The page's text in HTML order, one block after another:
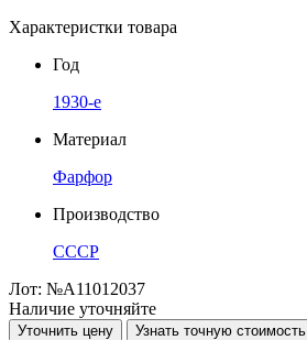
Характеристки товара
Год
1930-е
Материал
Фарфор
Производство
СССР
Лот: №А11012037
Наличие уточняйте
Уточнить цену Узнать точную стоимость